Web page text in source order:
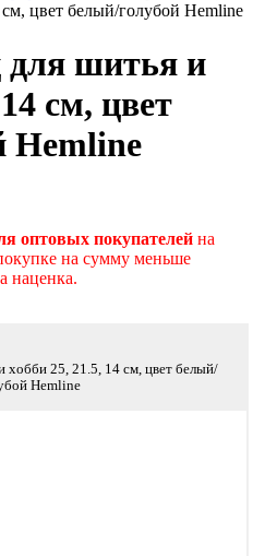
цвет белый/голубой Hemline
шитья и
см, цвет
Hemline
оптовых покупателей на
на сумму меньше
наценка.
25, 21.5, 14 см, цвет белый/
Hemline